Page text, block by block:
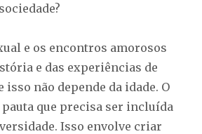
e os encontros amorosos
e das experiências de
isso não depende da idade. O
que precisa ser incluída
Isso envolve criar